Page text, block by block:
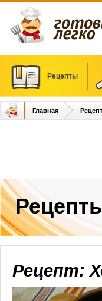
Рецепты
Главная
Рецепт: